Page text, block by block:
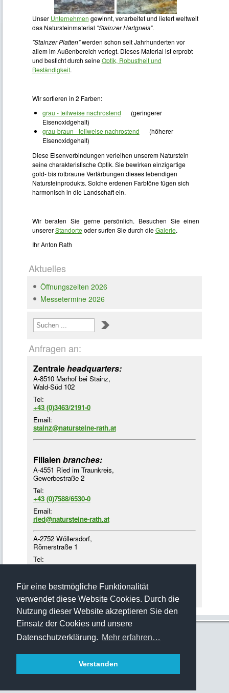
Für eine bestmögliche Funktionalität
verwendet diese Website Cookies. Durch die
Nutzung dieser Website akzeptieren Sie den
Einsatz der Cookies und unsere
Datenschutzerklärung. Mehr erfahren…
Verstanden
Unser Unternehmen gewinnt, verarbeitet und liefert weltweit
das Natursteinmaterial "Stainzer Hartgneis".
"Stainzer Platten"werden schon seit Jahrhunderten vor
allem im Außenbereich verlegt. Dieses Material ist erprobt
und besticht durch seineOptik, Robustheit und
Beständigkeit.
Wir sortieren in 2 Farben:
grau - teilweise nachrostend
(geringerer
Eisenoxidgehalt)
grau-braun - teilweise nachrostend
(höherer
Eisenoxidgehalt)
Diese Eisenverbindungen verleihen unserem Naturstein
seine charakteristische Optik. Sie bewirken einzigartige
gold- bis rotbraune Verfärbungen dieses lebendigen
Natursteinprodukts. Solche erdenen Farbtöne fügen sich
harmonisch in die Landschaft ein.
Wir beraten Sie gerne persönlich. Besuchen Sie einen
unsererStandorte oder surfen Sie durch dieGalerie.
Ihr Anton Rath
Aktuelles
Öffnungszeiten 2026
Messetermine 2026
Anfragen an:
Zentraleheadquarters:
A-8510 Marhof bei Stainz,
Wald-Süd 102
Tel:
+43 (0)3463/2191-0
Email:
stainz@natursteine-rath.at
Filialen branches:
A-4551 Ried im Traunkreis,
Gewerbestraße 2
Tel:
+43 (0)7588/6530-0
Email:
ried@natursteine-rath.at
A-2752 Wöllersdorf,
Römerstraße 1
Tel:
+43 (0)2622/4218-3
woellersdorf@natursteine-rath.at